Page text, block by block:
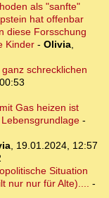
als "sanfte"
hat offenbar
diese Forsschung
Kinder - Olivia,
schrecklichen
Gas heizen ist
-
, 19.01.2024, 12:57
Situation
nur nur für Alte).... -